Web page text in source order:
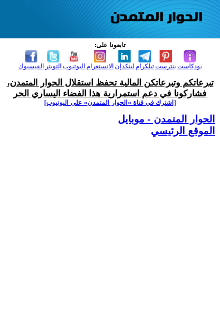
تابعونا على:
الفيسبوك التويتر اليوتيوب الانستغرام لينكدإن تيلكرامبنترست بودكاست
تبرعاتكم وتبرعاتكن المالية تحفظ استقلال الحوار المتمدن،
فشاركونا في دعم استمرارية هذا الفضاء اليساري الحر
[اشترك في قناة ‫«الحوار المتمدن» على اليوتيوب]
الحوار المتمدن - موبايل
الموقع الرئيسي